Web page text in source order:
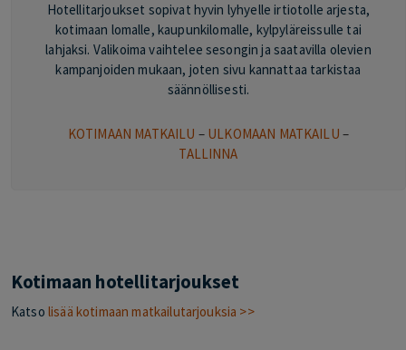
Hotellitarjoukset sopivat hyvin lyhyelle irtiotolle arjesta,
kotimaan lomalle, kaupunkilomalle, kylpyläreissulle tai
lahjaksi. Valikoima vaihtelee sesongin ja saatavilla olevien
kampanjoiden mukaan, joten sivu kannattaa tarkistaa
säännöllisesti.
KOTIMAAN MATKAILU – ULKOMAAN MATKAILU –
TALLINNA
Kotimaan hotellitarjoukset
Katso lisää kotimaan matkailutarjouksia >>